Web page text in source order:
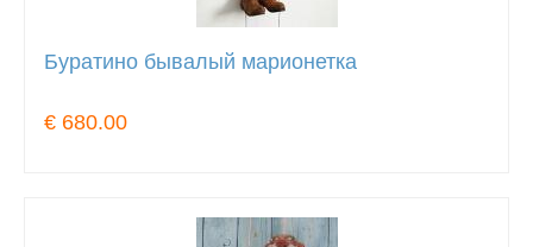
Буратино бывалый марионетка
€ 680.00